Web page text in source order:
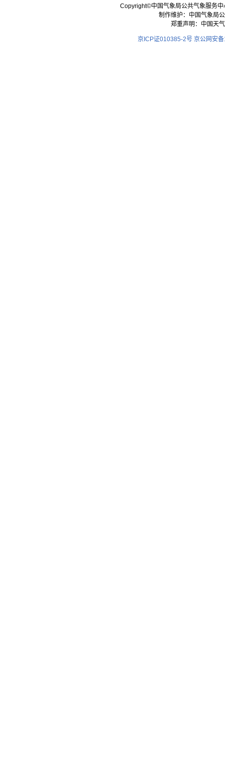
Copyright©中国气象局公共气象服务
制作维护：中国气象局
郑重声明：中国天
京ICP证010385-2号 京公网安